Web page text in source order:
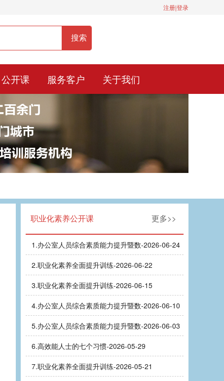
注册|登录
服务热线：400-0900-836
公开课 服务客户 关于我们
职业化素养公开课 更多>>
1.办公室人员综合素质能力提升暨数-2026-06-24
2.职业化素养全面提升训练-2026-06-22
3.职业化素养全面提升训练-2026-06-15
4.办公室人员综合素质能力提升暨数-2026-06-10
5.办公室人员综合素质能力提升暨数-2026-06-03
6.高效能人士的七个习惯-2026-05-29
7.职业化素养全面提升训练-2026-05-21